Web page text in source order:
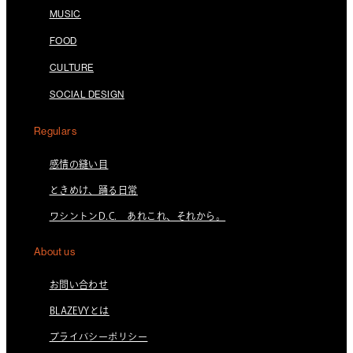
MUSIC
FOOD
CULTURE
SOCIAL DESIGN
Regulars
感情の縫い目
ときめけ、踊る日常
ワシントンD.C. あれこれ、それから。
About us
お問い合わせ
BLAZEVYとは
プライバシーポリシー